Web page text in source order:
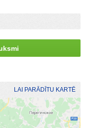
LAI PARĀDĪTU KARTĒ